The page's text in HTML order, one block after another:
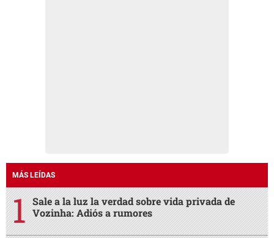
MÁS LEÍDAS
Sale a la luz la verdad sobre vida privada de
Vozinha: Adiós a rumores